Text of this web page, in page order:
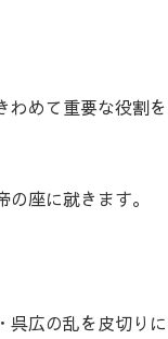
わめて重要な役割
座に就きます。
呉広の乱を皮切り